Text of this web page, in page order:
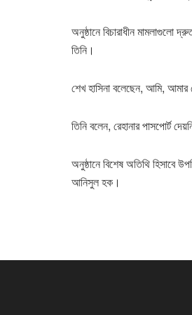
অনুষ্ঠানে বিচারাধীন মামলাগুলো
তিনি।
শেখ হাসিনা বলেছেন, আমি, আমার
তিনি বলেন, রেহানার পাসপোর্ট
অনুষ্ঠানে বিশেষ অতিথি হিসাবে
আনিসুল হক।